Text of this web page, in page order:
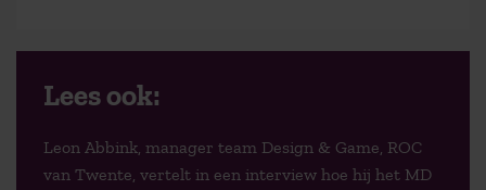
Lees ook:
Leon Abbink, manager team Design & Game, ROC
van Twente, vertelt in een interview hoe hij het MD